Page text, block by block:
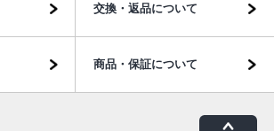
交換・返品について
商品・保証について